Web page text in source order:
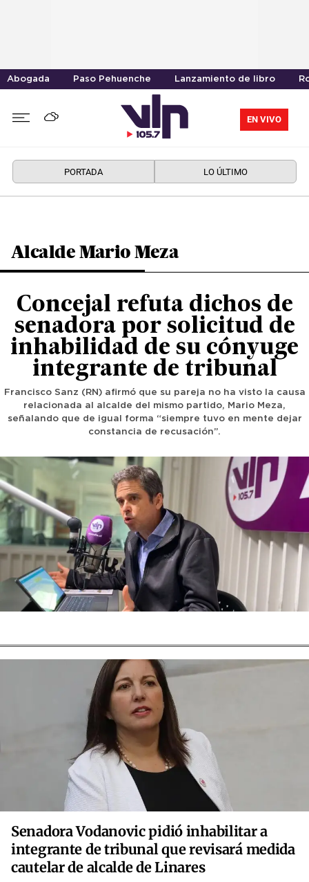
Abogada Paso Pehuenche Lanzamiento de libro
EN VIVO
PORTADA LO ÚLTIMO
Alcalde Mario Meza
Concejal refuta dichos de
senadora por solicitud de
inhabilidad de su cónyuge
integrante de tribunal
Francisco Sanz (RN) afirmó que su pareja no ha visto la causa
relacionada al alcalde del mismo partido, Mario Meza,
señalando que de igual forma “siempre tuvo en mente dejar
constancia de recusación”.
Senadora Vodanovic pidió inhabilitar a
integrante de tribunal que revisará medida
cautelar de alcalde de Linares